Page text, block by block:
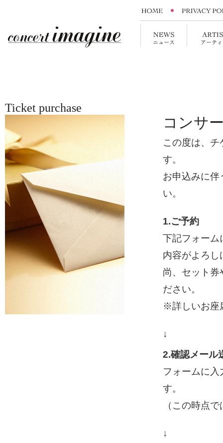
Ticket purchase
コンサ
この度は、
す。
お申込みに伴
い。
1.ご予約
下記フォーム
内容がよろし
尚、セット券
ださい。
※詳しいお座
↓
2.確認メール
フォームに
す。
（この時点
↓